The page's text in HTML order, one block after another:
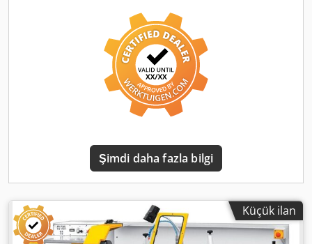
3 kW Ağırlık 1700 kg Fiyatı 2.250 Euro + KDV, depodan
Şimdi daha fazla bilgi
Küçük ilan